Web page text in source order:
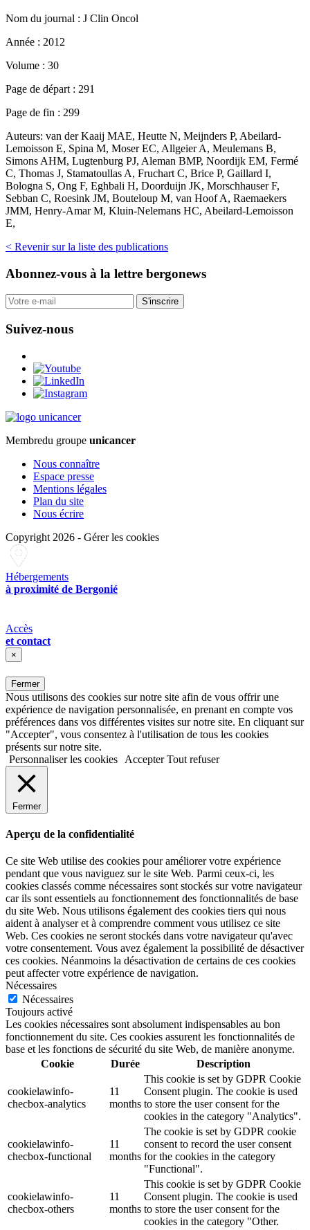
Nom du journal : J Clin Oncol
Année : 2012
Volume : 30
Page de départ : 291
Page de fin : 299
Auteurs: van der Kaaij MAE, Heutte N, Meijnders P, Abeilard-
Lemoisson E, Spina M, Moser EC, Allgeier A, Meulemans B,
Simons AHM, Lugtenburg PJ, Aleman BMP, Noordijk EM, Fermé
C, Thomas J, Stamatoullas A, Fruchart C, Brice P, Gaillard I,
Bologna S, Ong F, Eghbali H, Doorduijn JK, Morschhauser F,
Sebban C, Roesink JM, Bouteloup M, van Hoof A, Raemaekers
JMM, Henry-Amar M, Kluin-Nelemans HC, Abeilard-Lemoisson
E,
< Revenir sur la liste des publications
Abonnez-vous à la lettre bergonews
S'inscrire
Suivez-nous
Membredu groupe unicancer
Nous connaître
Espace presse
Mentions légales
Plan du site
Nous écrire
Copyright 2026 - Gérer les cookies
Hébergements
à proximité de Bergonié
Accès
et contact
×
Fermer
Nous utilisons des cookies sur notre site afin de vous offrir une
expérience de navigation personnalisée, en prenant en compte vos
préférences dans vos différentes visites sur notre site. En cliquant sur
"Accepter", vous consentez à l'utilisation de tous les cookies
présents sur notre site.
Personnaliser les cookies
Accepter Tout refuser
Fermer
Aperçu de la confidentialité
Ce site Web utilise des cookies pour améliorer votre expérience
pendant que vous naviguez sur le site Web. Parmi ceux-ci, les
cookies classés comme nécessaires sont stockés sur votre navigateur
car ils sont essentiels au fonctionnement des fonctionnalités de base
du site Web. Nous utilisons également des cookies tiers qui nous
aident à analyser et à comprendre comment vous utilisez ce site
Web. Ces cookies ne seront stockés dans votre navigateur qu'avec
votre consentement. Vous avez également la possibilité de désactiver
ces cookies. Néanmoins la désactivation de certains de ces cookies
peut affecter votre expérience de navigation.
Nécessaires
Nécessaires
Toujours activé
Les cookies nécessaires sont absolument indispensables au bon
fonctionnement du site. Ces cookies assurent les fonctionnalités de
base et les fonctions de sécurité du site Web, de manière anonyme.
Cookie
Durée Description
cookielawinfo-
checbox-analytics
11
months
This cookie is set by GDPR Cookie
Consent plugin. The cookie is used
to store the user consent for the
cookies in the category "Analytics".
cookielawinfo-
checbox-functional
11
months
The cookie is set by GDPR cookie
consent to record the user consent
for the cookies in the category
"Functional".
cookielawinfo-
checbox-others
11
months
This cookie is set by GDPR Cookie
Consent plugin. The cookie is used
to store the user consent for the
cookies in the category "Other.